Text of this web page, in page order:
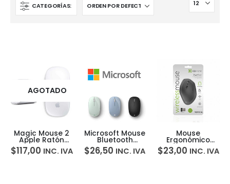
CATEGORÍAS:
AGOTADO
Magic Mouse 2
Apple Ratón
Inalámbrico
Táctil
$117,00 INC. IVA
Microsoft Mouse
Bluetooth
Inalámbrico
Windows Mac
$26,50 INC. IVA
Mouse
Ergonómico
Vertical
Inalambrico Klip
$23,00 INC. IVA